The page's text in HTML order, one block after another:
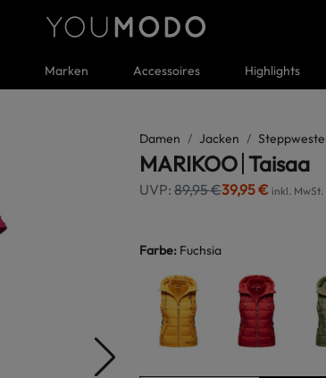
Marken Accessoires Highlights
Damen Jacken
MARIKOO Taisaa
UVP: 89,95 €39,95 € inkl. MwSt.
Farbe: Fuchsia